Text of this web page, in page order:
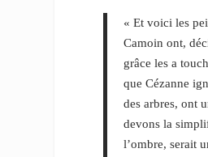
« Et voici les
Camoin ont,
grâce les a
que Cézanne
des arbres, ont
devons la
l’ombre, serait